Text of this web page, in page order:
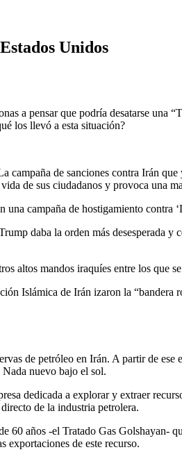
Unidos
a pensar que podría desatarse una
los llevó a esta situación?
de sanciones contra Irán
de sus ciudadanos y provoca una
campaña de hostigamiento
daba la orden más desesperada y
altos mandos iraquíes entre los
Islámica de Irán izaron la
de petróleo en Irán. A partir de
nuevo bajo el sol.
dedicada a explorar y extraer
de la industria petrolera.
60 años -el Tratado Gas Golshayan-
exportaciones de este recurso.​